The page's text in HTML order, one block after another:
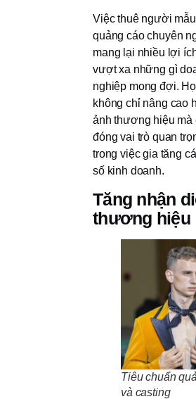
Việc thuê người mẫu
quảng cáo chuyên
mang lại nhiều lợi
vượt xa những gì
nghiệp mong đợi. Họ
không chỉ nâng cao
ảnh thương hiệu mà
đóng vai trò quan
trong việc gia tăng
số kinh doanh.
Tăng nhận
thương hiệu
Tiêu chuẩn
và casting